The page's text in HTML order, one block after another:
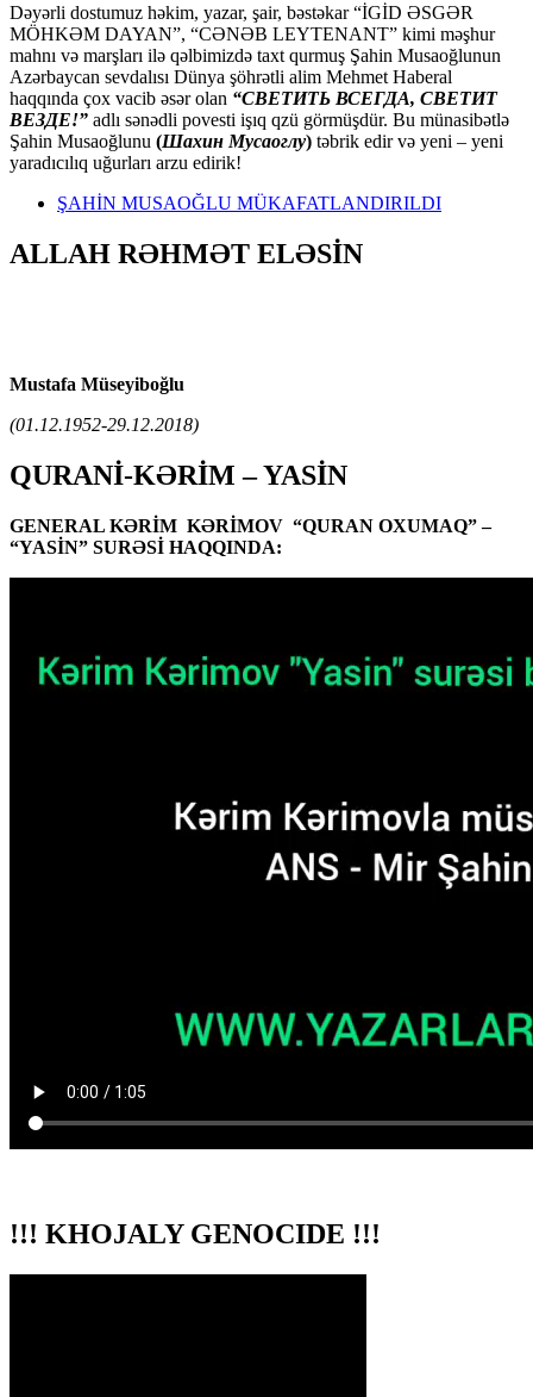
Dəyərli dostumuz həkim, yazar, şair, bəstəkar “İGİD ƏSGƏR
MÖHKƏM DAYAN”, “CƏNƏB LEYTENANT” kimi məşhur
mahnı və marşları ilə qəlbimizdə taxt qurmuş Şahin Musaoğlunun
Azərbaycan sevdalısı Dünya şöhrətli alim Mehmet Haberal
haqqında çox vacib əsər olan “СВЕТИТЬ ВСЕГДА, СВЕТИТ
ВЕЗДЕ!” adlı sənədli povesti işıq qzü görmüşdür. Bu münasibətlə
Şahin Musaoğlunu (Шахин Мусаоглу) təbrik edir və yeni – yeni
yaradıcılıq uğurları arzu edirik!
ŞAHİN MUSAOĞLU MÜKAFATLANDIRILDI
ALLAH RƏHMƏT ELƏSİN
Mustafa Müseyiboğlu
(01.12.1952-29.12.2018)
QURANİ-KƏRİM – YASİN
GENERAL KƏRİM KƏRİMOV “QURAN OXUMAQ” –
“YASİN” SURƏSİ HAQQINDA:
!!! KHOJALY GENOCIDE !!!